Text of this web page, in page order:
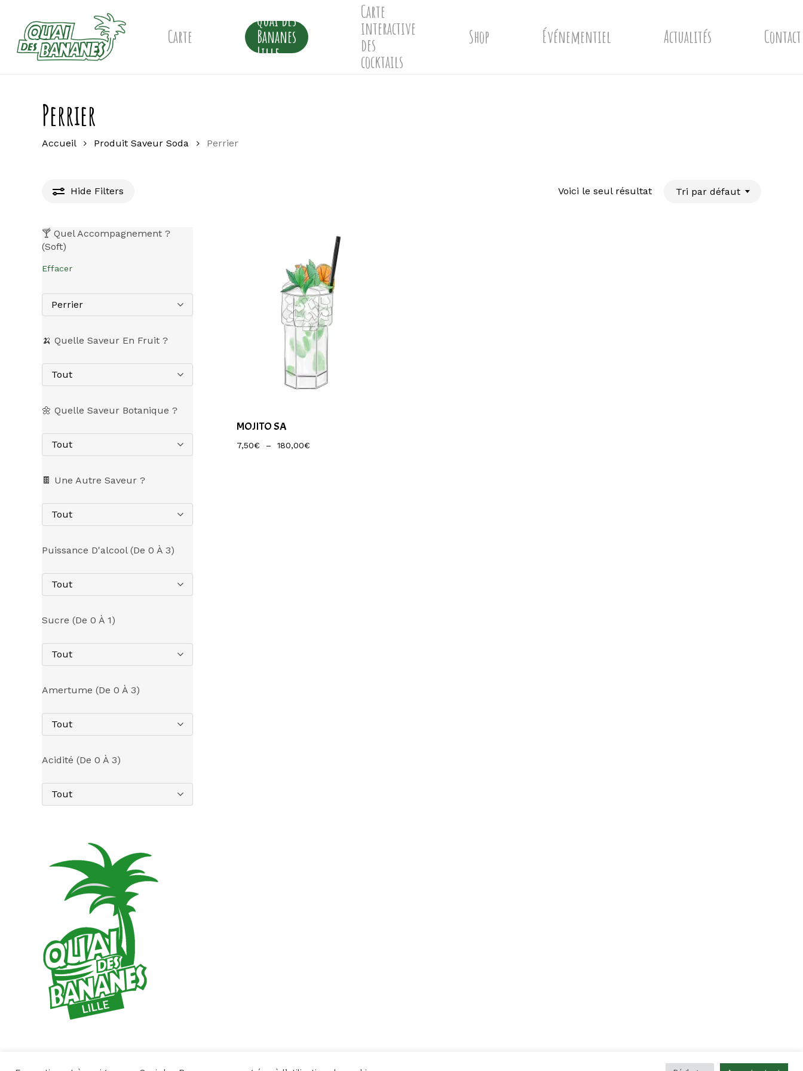
content
Carte
Quai des
Bananes
Lille
Carte
interactive
des
cocktails
Shop Événementiel Actualités Contact
Perrier
Accueil Produit Saveur Soda Perrier
Hide Filters Voici le seul résultat Tri par défaut
🍸 Quel Accompagnement ?
(Soft)
Effacer
Perrier
🍌 Quelle Saveur En Fruit ?
Tout
🌼 Quelle Saveur Botanique ?
Tout
🍫 Une Autre Saveur ?
Tout
Puissance D'alcool (de 0 À 3)
Tout
Sucre (de 0 À 1)
Tout
Amertume (de 0 À 3)
Tout
Acidité (de 0 À 3)
Tout
MOJITO SA
7,50€ – 180,00€